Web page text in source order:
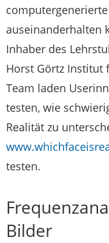
auseinanderhalten
Inhaber des
Horst Görtz Institut
Team laden
testen, wie
Realität zu
testen.
Bilder